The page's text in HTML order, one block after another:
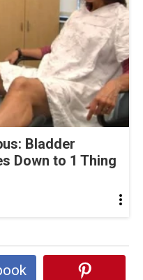
Bladder
Down to 1 Thing